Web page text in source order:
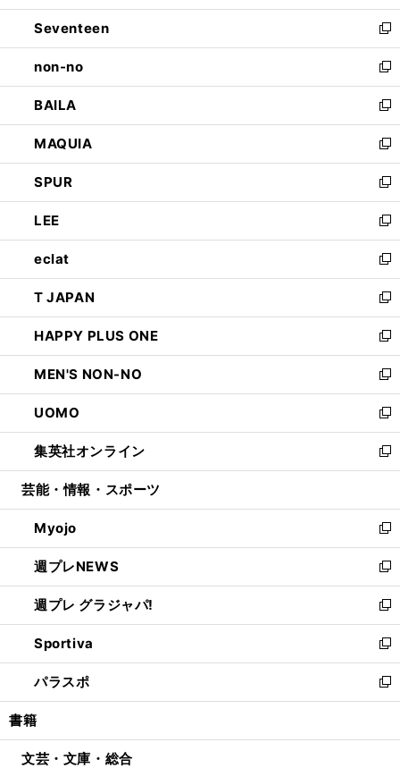
開
く
ウ
で
開
く
ン
ド
ウ
で
開
く
Seventeen
新
し
い
ウ
ィ
ン
ド
ウ
で
開
く
non-no
新
し
い
ウ
ィ
ン
ド
ウ
で
開
く
BAILA
新
し
い
ウ
ィ
ン
ド
ウ
で
開
く
MAQUIA
新
し
い
ウ
ィ
ン
ド
ウ
で
開
く
SPUR
新
し
い
ウ
ィ
ン
ド
ウ
で
開
く
LEE
新
し
い
ウ
ィ
ン
ド
ウ
で
開
く
eclat
新
し
い
ウ
ィ
ン
ド
ウ
で
開
く
T JAPAN
新
し
い
ウ
ィ
ン
ド
ウ
で
開
HAPPY PLUS ONE
新
し
い
ウ
ィ
ン
ド
ウ
開
く
MEN'S NON-NO
新
し
い
ウ
ィ
ン
ウ
で
開
く
UOMO
新
し
い
ウ
ン
ド
ウ
で
開
く
集英社オンライン
新
し
ウ
ィ
ン
ド
ウ
で
開
く
芸能・情報・スポーツ
Myojo
新
し
い
ウ
ィ
ン
ド
ウ
で
開
週プレNEWS
新
し
い
ウ
ィ
ン
ド
ウ
開
週プレ グラジャパ!
新
し
い
ウ
ィ
ン
ウ
Sportiva
新
し
い
ウ
ン
パラスポ
新
し
ウ
書籍
文芸・文庫・総合